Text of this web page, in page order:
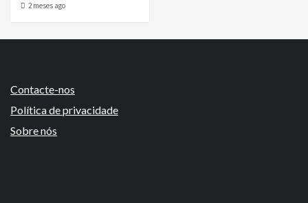
2 meses ago
Contacte-nos
Política de privacidade
Sobre nós